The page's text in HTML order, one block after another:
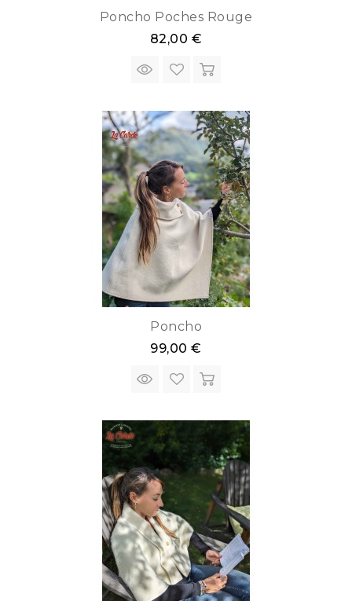
Poncho Poches Rouge
82,00 €
Poncho
99,00 €